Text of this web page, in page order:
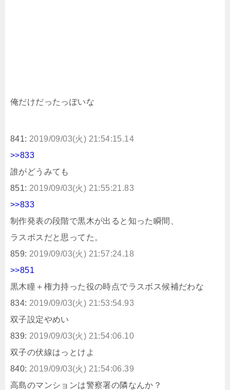
俺だけだったっぽいな
841: 2019/09/03(火) 21:54:15.14
>>833
誰がどうみても
851: 2019/09/03(火) 21:55:21.83
>>833
制作発表の段階で黒木が出ると知った瞬間、
ラスボスだと思ってた。
859: 2019/09/03(火) 21:57:24.18
>>851
黒木瞳＋権力持った役の時点でラスボス候補だわな
834: 2019/09/03(火) 21:53:54.93
双子設定やめい
839: 2019/09/03(火) 21:54:06.10
双子の伏線はっとけよ
840: 2019/09/03(火) 21:54:06.39
高島のマンションは警察署の隣なんか？